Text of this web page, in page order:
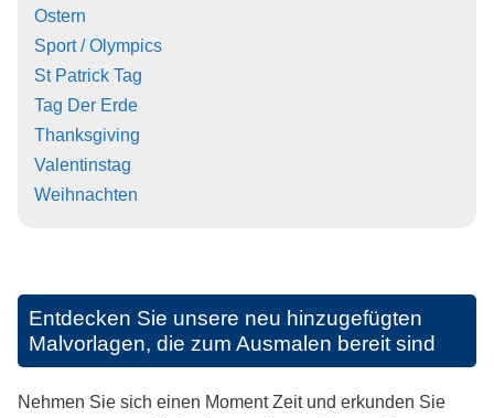
Ostern
Sport / Olympics
St Patrick Tag
Tag Der Erde
Thanksgiving
Valentinstag
Weihnachten
Entdecken Sie unsere neu hinzugefügten
Malvorlagen, die zum Ausmalen bereit sind
Nehmen Sie sich einen Moment Zeit und erkunden Sie